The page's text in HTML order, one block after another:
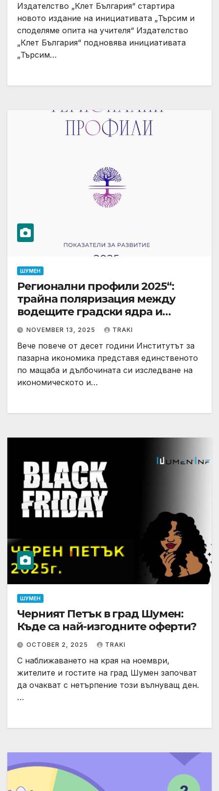
Издателство „Клет България“ стартира
новото издание на инициативата „Търсим и
споделяме опита на учителя“ Издателство
„Клет България“ подновява инициативата
„Търсим…
ШУМЕН
Регионални профили 2025“:
трайна поляризация между
водещите градски ядра и
периферните области
NOVEMBER 13, 2025 TRAKI
Вече повече от десет години Институтът за
пазарна икономика представя единственото
по мащаба и дълбочината си изследване на
икономическото и…
ШУМЕН
Черният Петък в град Шумен:
Къде са най-изгодните оферти?
OCTOBER 2, 2025 TRAKI
С наближаването на края на ноември,
жителите и гостите на град Шумен започват
да очакват с нетърпение този вълнуващ ден.
…